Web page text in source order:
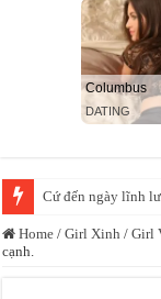
Diệp Phương Linh
Home / Girl Xinh / Girl
cạnh.